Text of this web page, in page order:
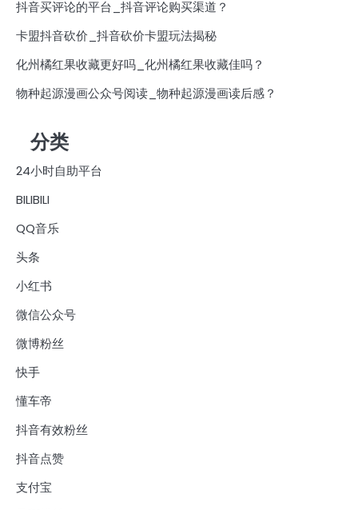
抖音买评论的平台_抖音评论购买渠道？
卡盟抖音砍价_抖音砍价卡盟玩法揭秘
化州橘红果收藏更好吗_化州橘红果收藏佳吗？
物种起源漫画公众号阅读_物种起源漫画读后感？
分类
24小时自助平台
BILIBILI
QQ音乐
头条
小红书
微信公众号
微博粉丝
快手
懂车帝
抖音有效粉丝
抖音点赞
支付宝